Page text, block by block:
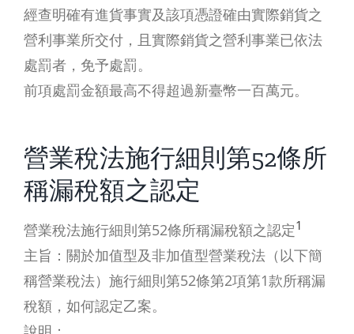
經查明確有進貨事實及該項憑證確由實際銷貨之
營利事業所交付，且實際銷貨之營利事業已依法
處罰者，免予處罰。
前項處罰金額最高不得超過新臺幣一百萬元。
營業稅法施行細則第52條所
稱漏稅額之認定
營業稅法施行細則第52條所稱漏稅額之認定1
主旨：關於加值型及非加值型營業稅法（以下簡
稱營業稅法）施行細則第52條第2項第1款所稱漏
稅額，如何認定乙案。